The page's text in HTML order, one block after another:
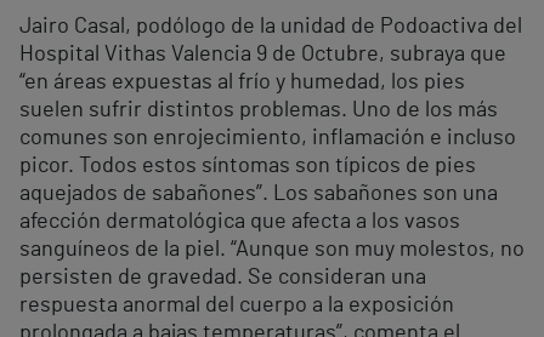
Jairo Casal, podólogo de la unidad de Podoactiva del
Hospital Vithas Valencia 9 de Octubre, subraya que
“en áreas expuestas al frío y humedad, los pies
suelen sufrir distintos problemas. Uno de los más
comunes son enrojecimiento, inflamación e incluso
picor. Todos estos síntomas son típicos de pies
aquejados de sabañones”. Los sabañones son una
afección dermatológica que afecta a los vasos
sanguíneos de la piel. “Aunque son muy molestos, no
persisten de gravedad. Se consideran una
respuesta anormal del cuerpo a la exposición